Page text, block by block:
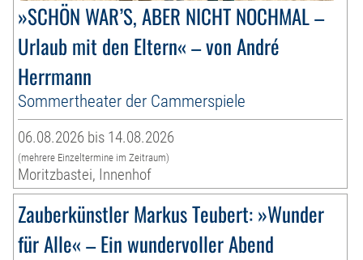
»SCHÖN WAR’S, ABER NICHT NOCHMAL –
Urlaub mit den Eltern« – von André
Herrmann
Sommertheater der Cammerspiele
06.08.2026 bis 14.08.2026
(mehrere Einzeltermine im Zeitraum)
Moritzbastei, Innenhof
Zauberkünstler Markus Teubert: »Wunder
für Alle« – Ein wundervoller Abend